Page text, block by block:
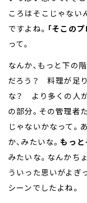
ころはそこじゃない
ですよね。 「そこの
って。
なんか、もっと下の
だろう？ 料理が足
な？ より多くの人
の部分。その管理者
じゃないかなって。
か、みたいな。 もっと
みたいな。なんかち
ういった思いがよぎ
シーンでしたよね。